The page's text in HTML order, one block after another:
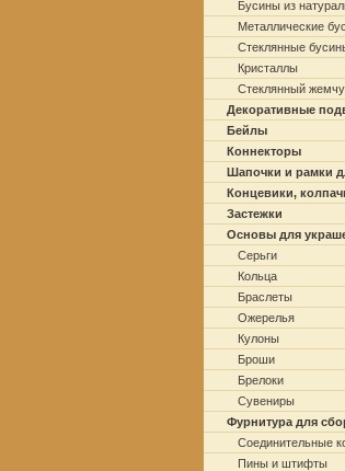
Бусины из
Металлические
Стеклянные
Кристаллы
Стеклянный
Декоративные
Бейлы
Коннекторы
Шапочки и рамки
Концевики,
Застежки
Основы для
Серьги
Кольца
Браслеты
Ожерелья
Кулоны
Броши
Брелоки
Сувениры
Фурнитура для
Соединительные
Пины и штифты